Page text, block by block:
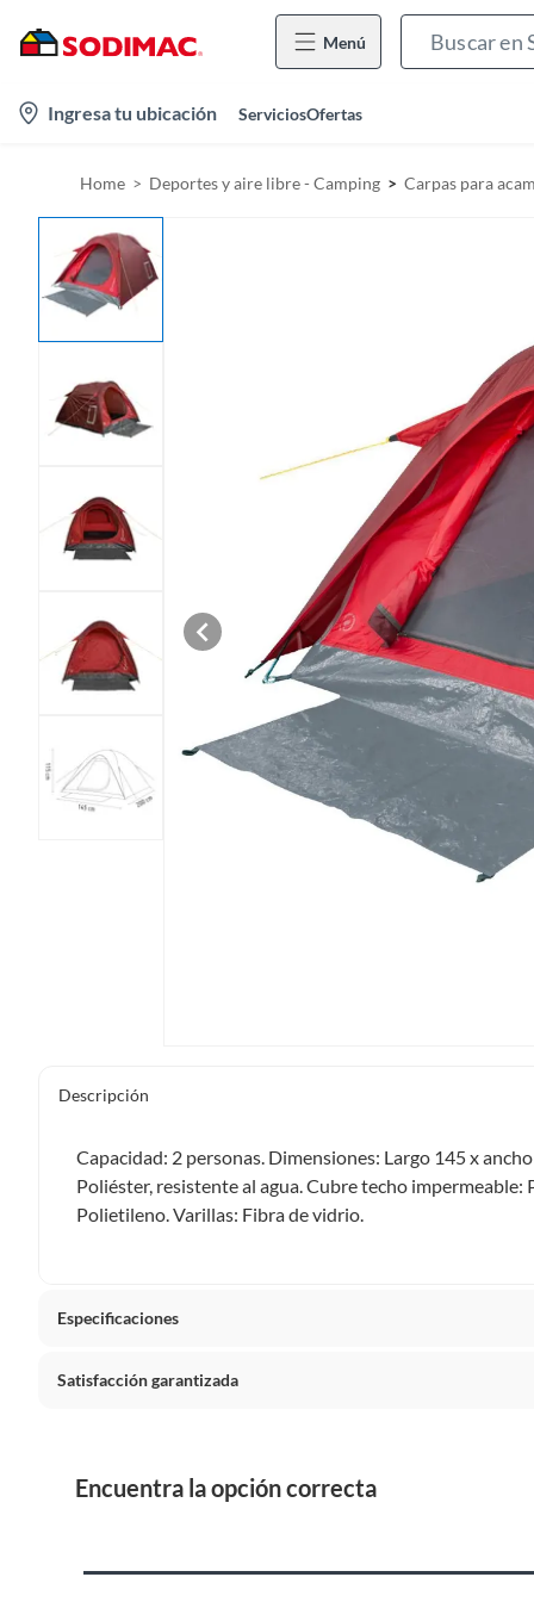
Menú
Ingresa tu ubicación ServiciosOfertas
Home Deportes y aire libre - Camping Carpas para
Descripción
Capacidad: 2 personas. Dimensiones: Largo 145 x
Poliéster, resistente al agua. Cubre techo
Polietileno. Varillas: Fibra de vidrio.
Especificaciones
Detalle de la garantía
Satisfacción garantizada
Lo debes entregar tal y como lo recibiste, sin uso, con
Esto aplica para la mayoría de nuestros productos, sin
Encuentra la opción correcta